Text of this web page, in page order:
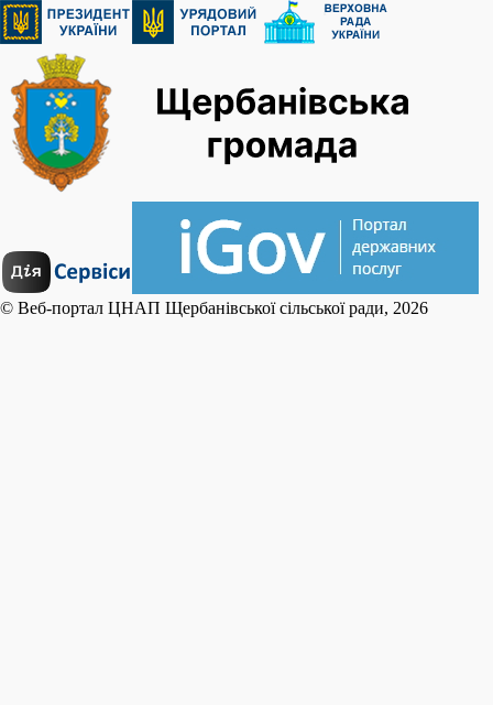
© Веб-портал ЦНАП Щербанівської сільської ради, 2026